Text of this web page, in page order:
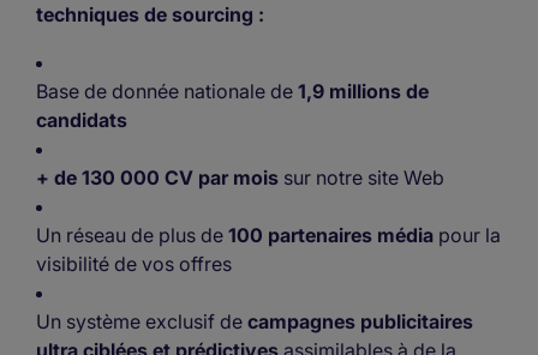
techniques de sourcing :
Base de donnée nationale de 1,9 millions de
candidats
+ de 130 000 CV par mois sur notre site Web
Un réseau de plus de 100 partenaires média pour la
visibilité de vos offres
Un système exclusif de campagnes publicitaires